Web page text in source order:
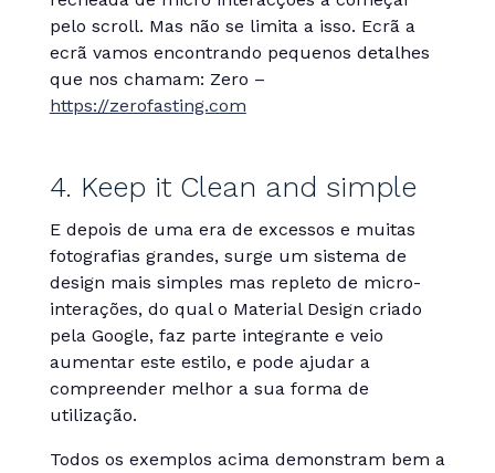
pelo scroll. Mas não se limita a isso. Ecrã a
ecrã vamos encontrando pequenos detalhes
que nos chamam: Zero –
https://zerofasting.com
4. Keep it Clean and simple
E depois de uma era de excessos e muitas
fotografias grandes, surge um sistema de
design mais simples mas repleto de micro-
interações, do qual o Material Design criado
pela Google, faz parte integrante e veio
aumentar este estilo, e pode ajudar a
compreender melhor a sua forma de
utilização.
Todos os exemplos acima demonstram bem a